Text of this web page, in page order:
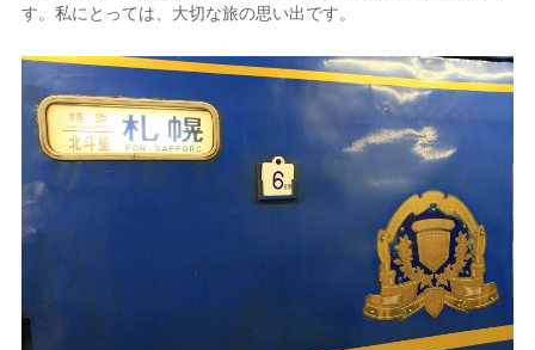
す。私にとっては、大切な旅の思い出です。